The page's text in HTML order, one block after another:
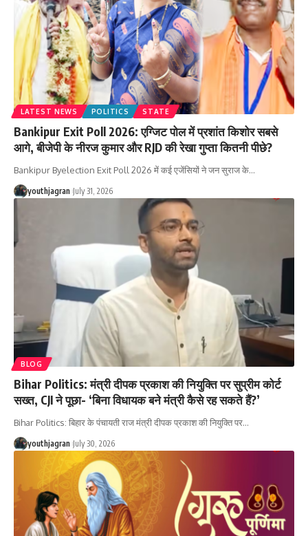
LATEST NEWS POLITICS STATE
Bankipur Exit Poll 2026: एग्जिट पोल में प्रशांत किशोर सबसे
आगे, बीजेपी के नीरज कुमार और RJD की रेखा गुप्ता कितनी पीछे?
Bankipur Byelection Exit Poll 2026 में कई एजेंसियों ने जन सुराज के…
youthjagran July 31, 2026
BLOG
Bihar Politics: मंत्री दीपक प्रकाश की नियुक्ति पर सुप्रीम कोर्ट
सख्त, CJI ने पूछा- ‘बिना विधायक बने मंत्री कैसे रह सकते हैं?’
Bihar Politics: बिहार के पंचायती राज मंत्री दीपक प्रकाश की नियुक्ति पर…
youthjagran July 30, 2026